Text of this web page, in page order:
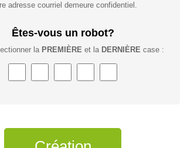
adresse courriel demeure confidentiel.
Êtes-vous un robot?
la PREMIÈRE et la DERNIÈRE case :